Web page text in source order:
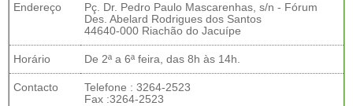
Endereço
Pç. Dr. Pedro Paulo Mascarenhas, s/n - Fórum
Des. Abelard Rodrigues dos Santos
44640-000 Riachão do Jacuípe
Horário De 2ª a 6ª feira, das 8h às 14h.
Contacto
Telefone : 3264-2523
Fax :3264-2523